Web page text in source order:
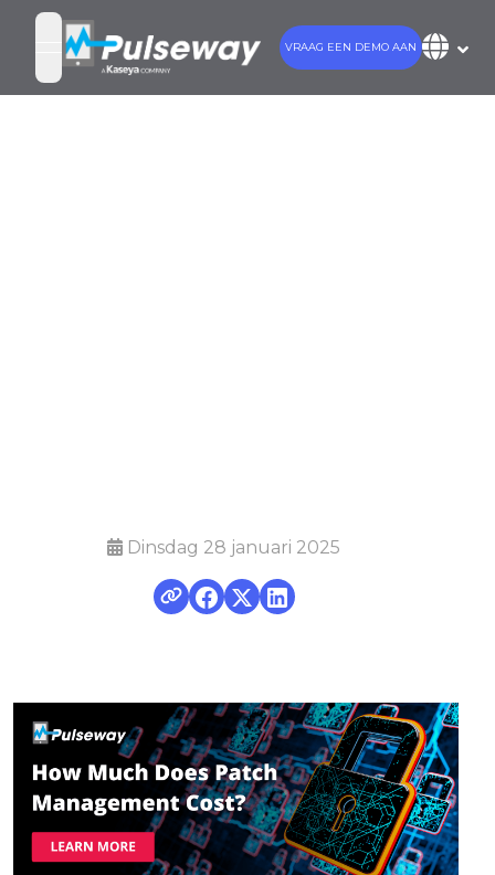
open navigation menu
VRAAG EEN DEMO AAN
Dinsdag 28 januari 2025